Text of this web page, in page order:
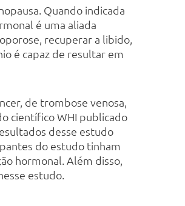
Quando indicada
é uma aliada
recuperar a libido,
é capaz de resultar em
de trombose venosa,
científico WHI publicado
desse estudo
do estudo tinham
hormonal. Além disso,
estudo.